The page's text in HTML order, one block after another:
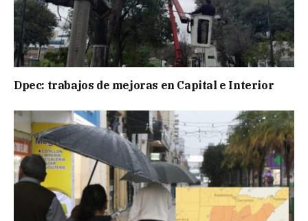
Dpec: trabajos de mejoras en Capital e Interior